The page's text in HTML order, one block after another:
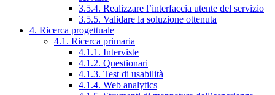
3.5.4. Realizzare l’interfaccia utente del servizio
3.5.5. Validare la soluzione ottenuta
4. Ricerca progettuale
4.1. Ricerca primaria
4.1.1. Interviste
4.1.2. Questionari
4.1.3. Test di usabilità
4.1.4. Web analytics